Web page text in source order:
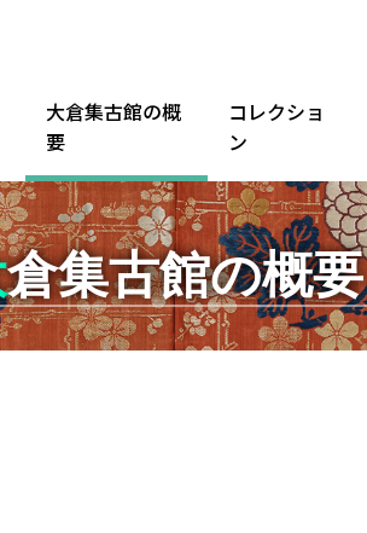
大倉集古館の概
要
コレクショ
ン
大倉集古館の概要